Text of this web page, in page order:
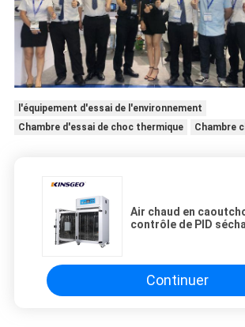
l'équipement d'essai de l'environnement
Chambre d'essai de choc thermique
Chambre
Air chaud en
contrôle de PID
Continuer